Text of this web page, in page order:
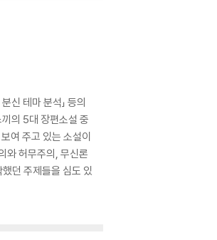
신 테마 분석」 등의
끼의 5대 장편소설 중
여 주고 있는 소설이
와 허무주의, 무신론
던 주제들을 심도 있